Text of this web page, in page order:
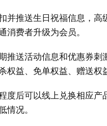
并推送生日祝福信息，
消费者升级为会员。
推送活动信息和优惠券
权益、免单权益、赠送权
度后可以线上兑换相应
情况。